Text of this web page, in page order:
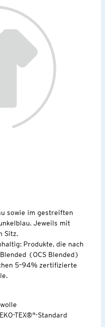
sowie im gestreiften
Jeweils mit
Sitz.
Produkte, die nach
(OCS Blended)
5–94% zertifizierte
TEX®"-Standard